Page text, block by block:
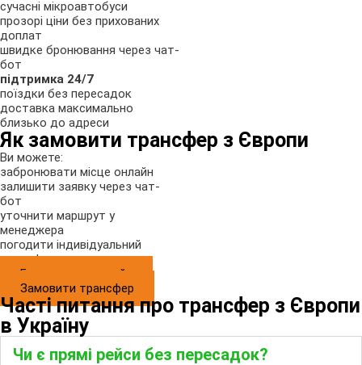
сучасні мікроавтобуси
прозорі ціни без прихованих
доплат
швидке бронювання через чат-
бот
підтримка 24/7
поїздки без пересадок
доставка максимально
близько до адреси
Як замовити трансфер з Європи
Ви можете:
забронювати місце онлайн
залишити заявку через чат-
бот
уточнити маршрут у
менеджера
погодити індивідуальний
трансфер
Бронювання онлайн
Замовити трансфер
Часті питання про трансфер з Європи
в Україну
Чи є прямі рейси без пересадок?